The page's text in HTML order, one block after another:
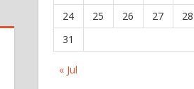
« Jul
24
25 26 27 28
31